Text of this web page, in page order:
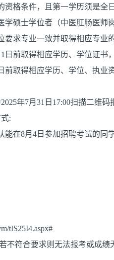
资格条件，且第一学历须是全
学硕士学位者（中医肛肠医师
要求专业一致并取得相应专业
1日前取得相应学历、学位证
前取得相应学历、学位、执
年7月31日17:00扫描二维码
:
能在8月4日参加招聘考试的同
tIS25I4.aspx#
不符合要求则无法报考或成